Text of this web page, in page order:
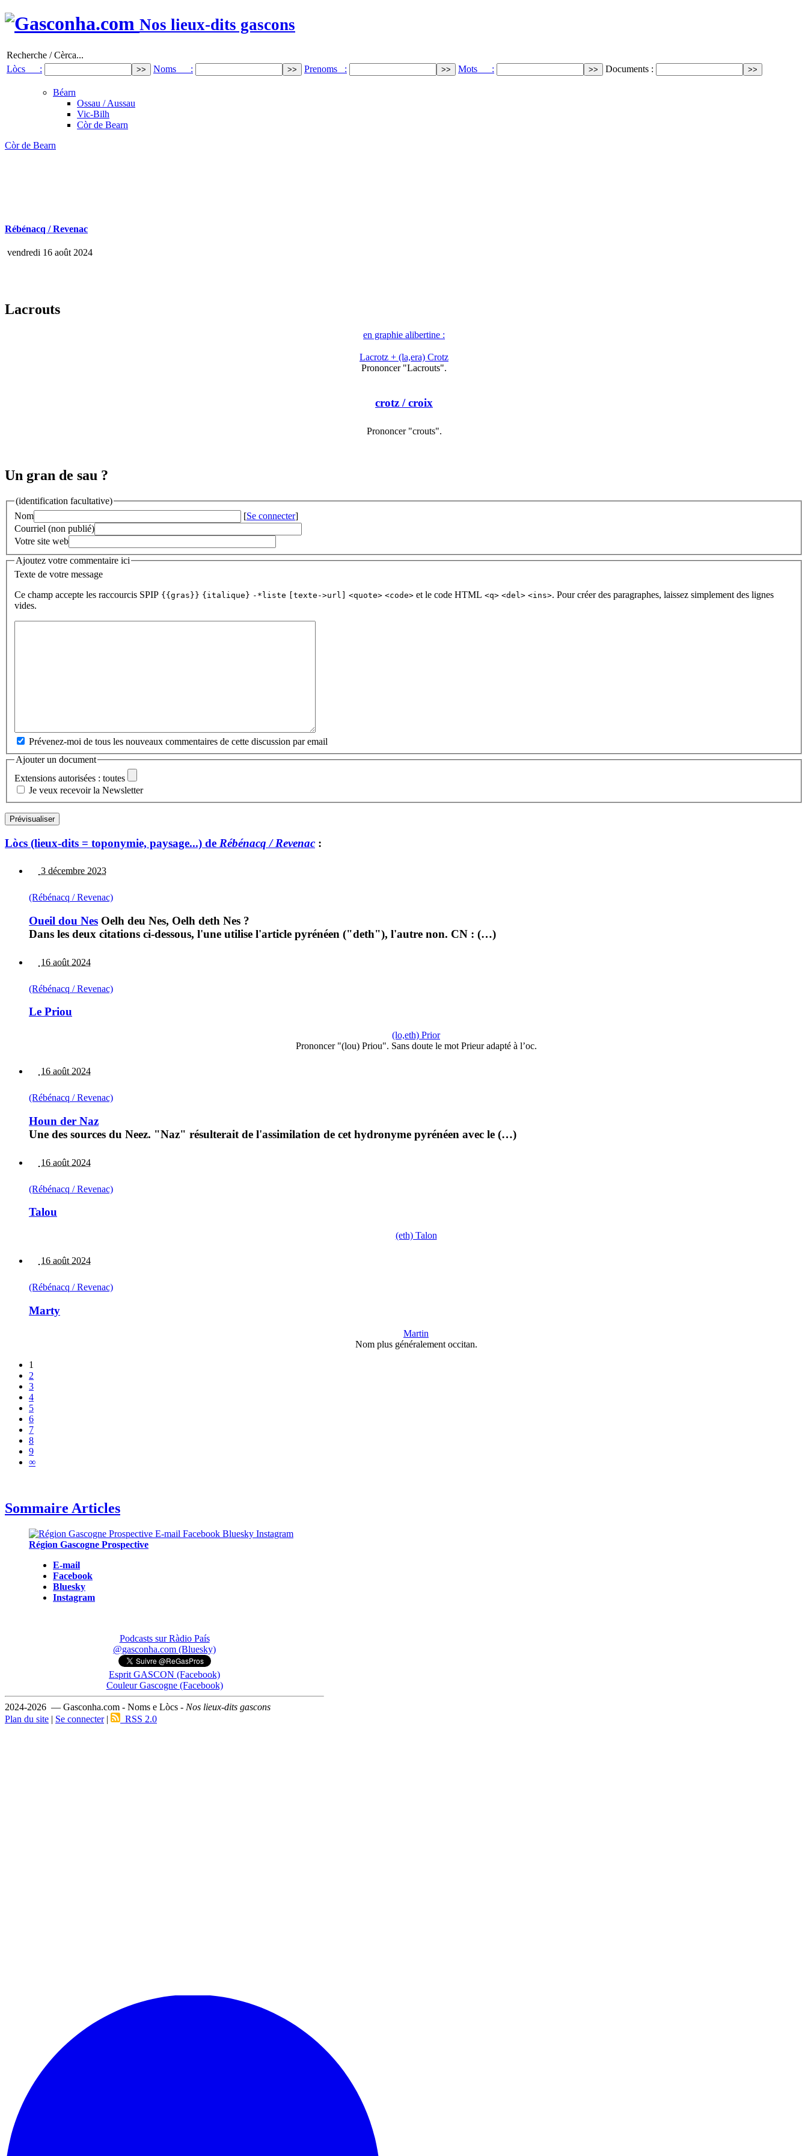
Nos lieux-dits gascons
Recherche / Cèrca...
Lòcs :
Noms : Prenoms : Mots : Documents :
Béarn
Ossau / Aussau
Vic-Bilh
Còr de Bearn
Còr de Bearn
Rébénacq / Revenac
vendredi 16 août 2024
Lacrouts
en graphie alibertine :
Lacrotz + (la,era) Crotz
Prononcer "Lacrouts".
crotz / croix
Prononcer "crouts".
Un gran de sau ?
(identification facultative)
Nom
[Se connecter]
Courriel (non publié)
Votre site web
Ajoutez votre commentaire ici
Texte de votre message
Ce champ accepte les raccourcis SPIP {{gras}} {italique} -*liste [texte->url] <quote> <code> et le code HTML <q> <del> <ins>. Pour créer des paragraphes, laissez simplement des lignes
vides.
Prévenez-moi de tous les nouveaux commentaires de cette discussion par email
Ajouter un document
Extensions autorisées : toutes
Je veux recevoir la Newsletter
Lòcs (lieux-dits = toponymie, paysage...) de Rébénacq / Revenac :
3 décembre 2023
(Rébénacq / Revenac)
Oueil dou Nes Oelh deu Nes, Oelh deth Nes ?
Dans les deux citations ci-dessous, l'une utilise l'article pyrénéen ("deth"), l'autre non. CN : (…)
16 août 2024
(Rébénacq / Revenac)
Le Priou
(lo,eth) Prior
Prononcer "(lou) Priou". Sans doute le mot Prieur adapté à l’oc.
16 août 2024
(Rébénacq / Revenac)
Houn der Naz
Une des sources du Neez. "Naz" résulterait de l'assimilation de cet hydronyme pyrénéen avec le (…)
16 août 2024
(Rébénacq / Revenac)
Talou
(eth) Talon
16 août 2024
(Rébénacq / Revenac)
Marty
Martin
Nom plus généralement occitan.
1
2
3
4
5
6
7
8
9
∞
Sommaire Articles
Région Gascogne Prospective
E-mail
Facebook
Bluesky
Instagram
Podcasts sur Ràdio País
@gasconha.com (Bluesky)
Esprit GASCON (Facebook)
Couleur Gascogne (Facebook)
2024-2026 — Gasconha.com - Noms e Lòcs - Nos lieux-dits gascons
Plan du site | Se connecter| RSS 2.0